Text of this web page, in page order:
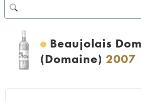
Beaujolais
(Domaine) 2007